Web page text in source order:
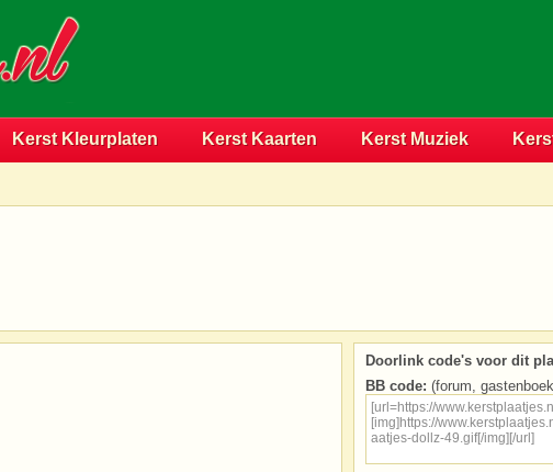
Kerst Kleurplaten Kerst Kaarten Kerst Muziek
Doorlink code's voor dit
BB code: (forum,